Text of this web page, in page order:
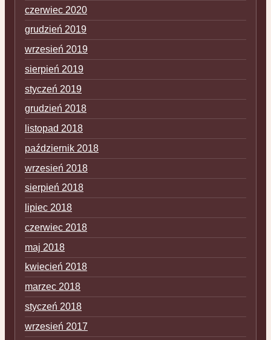
czerwiec 2020
grudzień 2019
wrzesień 2019
sierpień 2019
styczeń 2019
grudzień 2018
listopad 2018
październik 2018
wrzesień 2018
sierpień 2018
lipiec 2018
czerwiec 2018
maj 2018
kwiecień 2018
marzec 2018
styczeń 2018
wrzesień 2017